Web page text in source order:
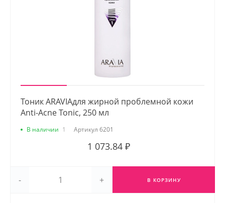
Тоник ARAVIAдля жирной проблемной кожи
Anti-Acne Tonic, 250 мл
В наличии 1 Артикул 6201
1 073.84 ₽
- + В КОРЗИНУ